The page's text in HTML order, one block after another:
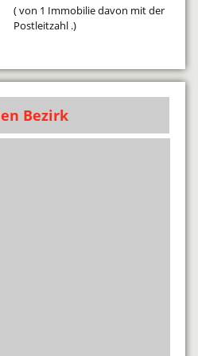
( von 1 Immobilie davon mit der
Postleitzahl .)
Bezirk